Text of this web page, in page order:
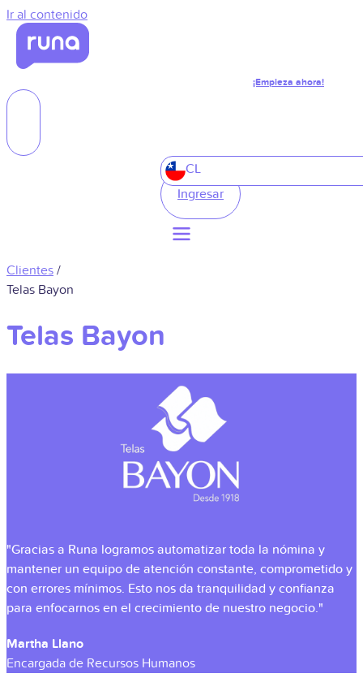
Ir al contenido
¡Empieza ahora!
CL
Ingresar
Clientes /
Telas Bayon
Telas Bayon
"Gracias a Runa logramos automatizar toda la nómina y
mantener un equipo de atención constante, comprometido y
con errores mínimos. Esto nos da tranquilidad y confianza
para enfocarnos en el crecimiento de nuestro negocio."
Martha Llano
Encargada de Recursos Humanos